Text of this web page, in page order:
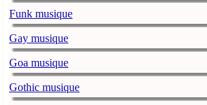
Funk musique
Gay musique
Goa musique
Gothic musique